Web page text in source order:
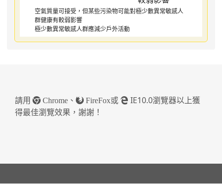
空氣質量可接受，但某些污染物可能對極少數異常敏感人
群健康有較弱影響
極少數異常敏感人群應減少戶外活動
請用 Chrome 、 FireFox或
IE10.0瀏覽器以上獲
得最佳瀏覽效果，謝謝！